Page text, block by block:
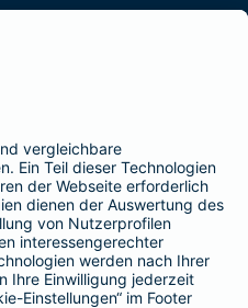
BarmeniaGothaer
SEITEN